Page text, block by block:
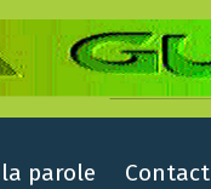
parole Contact